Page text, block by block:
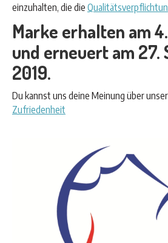
einzuhalten, die die
Marke erhalten am
und erneuert am 27.
2019.
Du kannst uns deine Meinung über
Zufriedenheit